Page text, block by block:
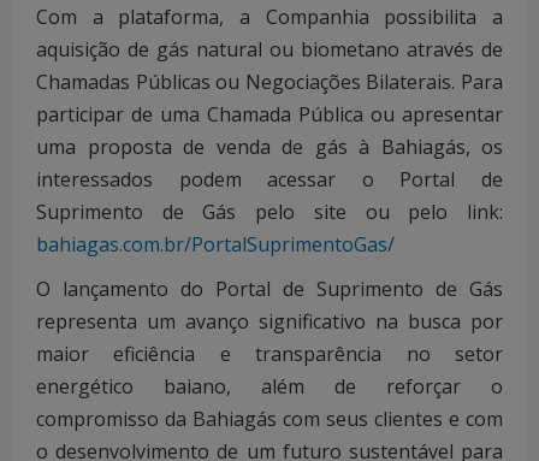
Com a plataforma, a Companhia possibilita a
aquisição de gás natural ou biometano através de
Chamadas Públicas ou Negociações Bilaterais. Para
participar de uma Chamada Pública ou apresentar
uma proposta de venda de gás à Bahiagás, os
interessados podem acessar o Portal de
Suprimento de Gás pelo site ou pelo link:
bahiagas.com.br/PortalSuprimentoGas/
O lançamento do Portal de Suprimento de Gás
representa um avanço significativo na busca por
maior eficiência e transparência no setor
energético baiano, além de reforçar o
compromisso da Bahiagás com seus clientes e com
o desenvolvimento de um futuro sustentável para